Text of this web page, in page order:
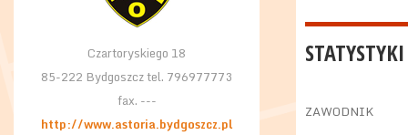
Czartoryskiego 18
85-222 Bydgoszcz tel. 796977773
fax. ---
http://www.astoria.bydgoszcz.pl
ZAWODNIK